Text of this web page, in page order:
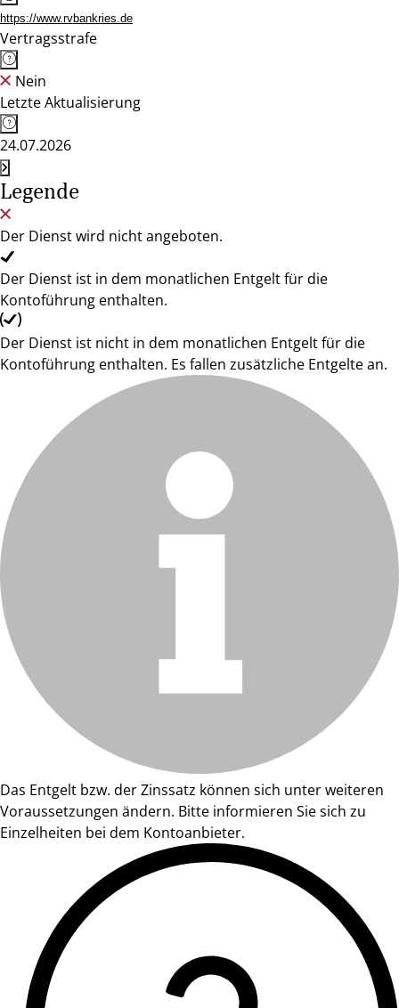
https://www.rvbankries.de
Vertragsstrafe
Nein
Letzte Aktualisierung
24.07.2026
Legende
Der Dienst wird nicht angeboten.
Der Dienst ist in dem monatlichen Entgelt für die
Kontoführung enthalten.
Der Dienst ist nicht in dem monatlichen Entgelt für die
Kontoführung enthalten. Es fallen zusätzliche Entgelte an.
Das Entgelt bzw. der Zinssatz können sich unter weiteren
Voraussetzungen ändern. Bitte informieren Sie sich zu
Einzelheiten bei dem Kontoanbieter.